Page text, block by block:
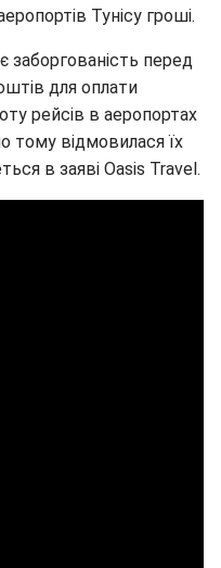
Тунісу гроші.
заборгованість перед
для оплати
рейсів в аеропортах
тому відмовилася їх
в заяві Oasis Travel.